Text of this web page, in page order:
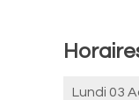
Lundi 03